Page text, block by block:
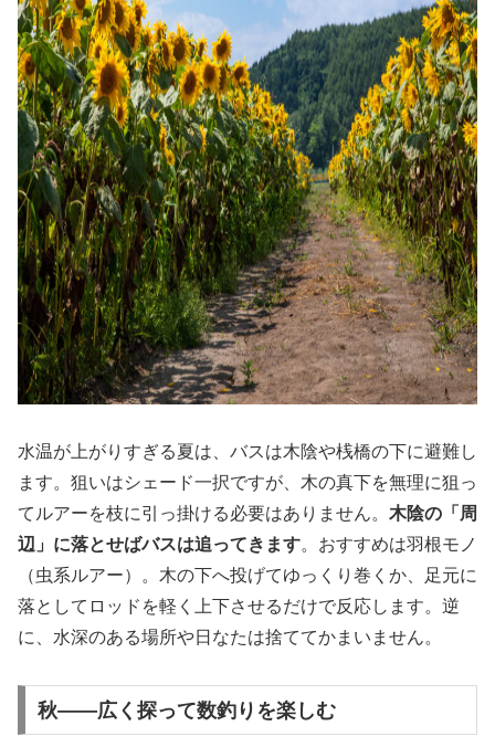
水温が上がりすぎる夏は、バスは木陰や桟橋の下に避難し
ます。狙いはシェード一択ですが、木の真下を無理に狙っ
てルアーを枝に引っ掛ける必要はありません。 木陰の「周
辺」に落とせばバスは追ってきます。おすすめは羽根モノ
（虫系ルアー）。木の下へ投げてゆっくり巻くか、足元に
落としてロッドを軽く上下させるだけで反応します。逆
に、水深のある場所や日なたは捨ててかまいません。
秋——広く探って数釣りを楽しむ